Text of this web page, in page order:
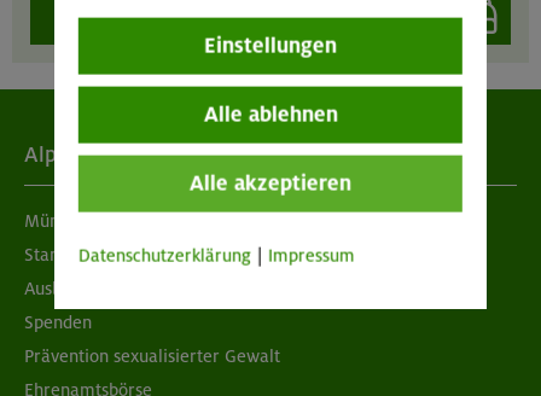
auswählen
Alpenverein
München & Oberland
Standorte
Ausbildung & Jobs
Spenden
Prävention sexualisierter Gewalt
Ehrenamtsbörse
Einstellungen
Alle ablehnen
Alle akzeptieren
Datenschutzerklärung Impressum